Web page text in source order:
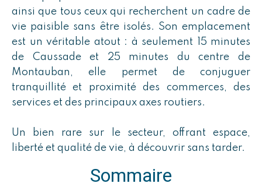
ainsi que tous ceux qui recherchent un cadre de
vie paisible sans être isolés. Son emplacement
est un véritable atout : à seulement 15 minutes
de Caussade et 25 minutes du centre de
Montauban, elle permet de conjuguer
tranquillité et proximité des commerces, des
services et des principaux axes routiers.
Un bien rare sur le secteur, offrant espace,
liberté et qualité de vie, à découvrir sans tarder.
Sommaire